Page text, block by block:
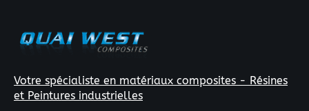
Votre spécialiste en matériaux composites - Résines
et Peintures industrielles